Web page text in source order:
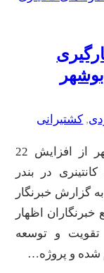
بارگیری
, کشتیرانی
مدیرکل بنادر و دریانوردی استان بوشهر از افزایش 22
در بندر
گزارش خبرنگار
اظهار
و توسعه
شده و پروژه…